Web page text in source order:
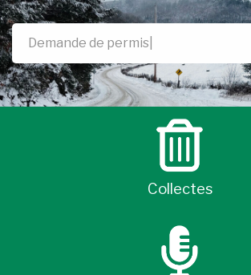
Collectes